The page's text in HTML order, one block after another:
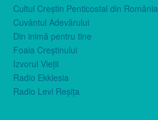
Cultul Creştin Penticostal din România
Cuvântul Adevărului
Din inimă pentru tine
Foaia Creştinului
Izvorul Vieţii
Radio Ekklesia
Radio Levi Reşiţa